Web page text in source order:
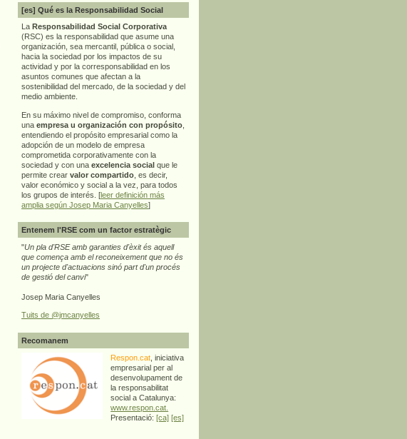
[es] Qué es la Responsabilidad Social
La Responsabilidad Social Corporativa
(RSC) es la responsabilidad que asume una
organización, sea mercantil, pública o social,
hacia la sociedad por los impactos de su
actividad y por la corresponsabilidad en los
asuntos comunes que afectan a la
sostenibilidad del mercado, de la sociedad y del
medio ambiente.
En su máximo nivel de compromiso, conforma
una empresa u organización con propósito
entendiendo el propósito empresarial como la
adopción de un modelo de empresa
comprometida corporativamente con la
sociedad y con una excelencia social que le
permite crear valor compartido , es decir,
valor económico y social a la vez, para todos
los grupos de interés. [leer definición más
amplia según Josep Maria Canyelles]
Entenem l'RSE com un factor estratègic
"Un pla d'RSE amb garanties d'èxit és aquell
que comença amb el reconeixement que no és
un projecte d'actuacions sinó part d'un procés
de gestió del canvi"
Josep Maria Canyelles
Tuits de @jmcanyelles
Recomanem
Respon.cat , iniciativa
empresarial per al
desenvolupament de
la responsabilitat
social a Catalunya:
www.respon.cat.
Presentació:[ca] [es]